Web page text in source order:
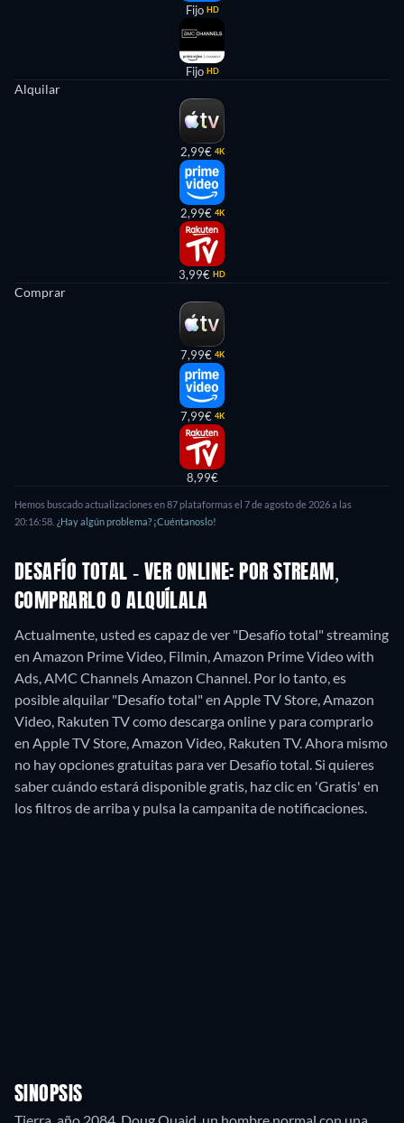
Fijo HD
Fijo HD
Alquilar
2,99€ 4K
2,99€ 4K
3,99€ HD
Comprar
7,99€ 4K
7,99€ 4K
8,99€
Hemos buscado actualizaciones en87plataformas el 7 de agosto de 2026a las
20:16:58 ¿Hay algún problema? ¡Cuéntanoslo!
DESAFÍO TOTAL - VER ONLINE: POR STREAM,
COMPRARLO O ALQUÍLALA
Actualmente, usted es capaz de ver "Desafío total" streaming
en Amazon Prime Video, Filmin, Amazon Prime Video with
Ads, AMC Channels Amazon Channel. Por lo tanto, es
posible alquilar "Desafío total" en Apple TV Store, Amazon
Video, Rakuten TV como descarga online y para comprarlo
en Apple TV Store, Amazon Video, Rakuten TV.Ahora mismo
no hay opciones gratuitas para ver Desafío total. Si quieres
saber cuándo estará disponible gratis, haz clic en 'Gratis' en
los filtros de arriba y pulsa la campanita de notificaciones.
SINOPSIS